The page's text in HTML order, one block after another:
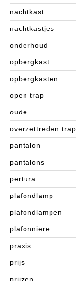
nachtkast
nachtkastjes
onderhoud
opbergkast
opbergkasten
open trap
oude
overzettreden trap
pantalon
pantalons
pertura
plafondlamp
plafondlampen
plafonniere
praxis
prijs
prijzen